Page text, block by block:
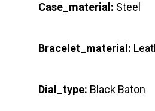
Case_material: Steel
Bracelet_material:
Dial_type: Black Baton